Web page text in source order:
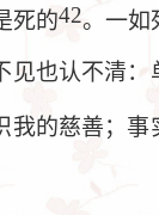
死的42。一如
见也认不清
我的慈善；